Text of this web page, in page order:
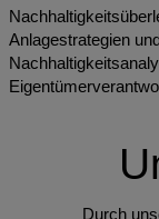
Anlagestrategien
Durch